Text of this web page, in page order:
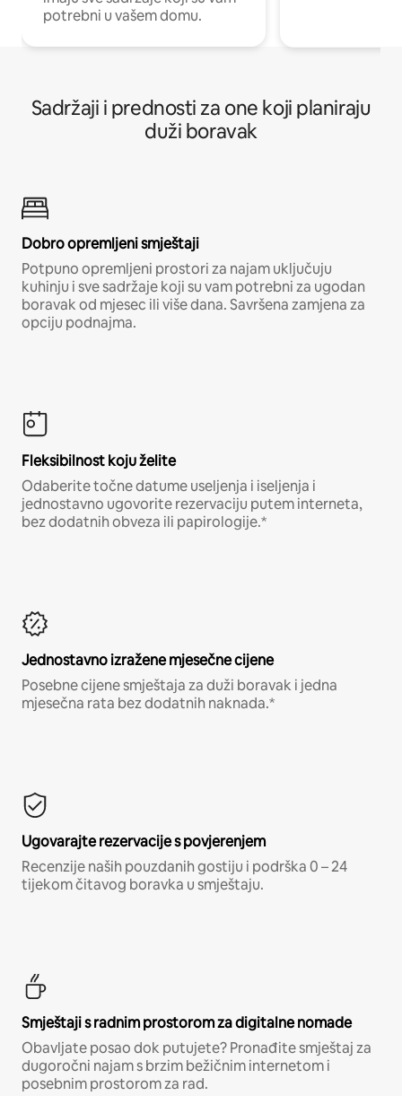
potrebni u vašem domu.
Sadržaji i prednosti za one koji planiraju
duži boravak
Dobro opremljeni smještaji
Potpuno opremljeni prostori za najam uključuju
kuhinju i sve sadržaje koji su vam potrebni za ugodan
boravak od mjesec ili više dana. Savršena zamjena za
opciju podnajma.
Fleksibilnost koju želite
Odaberite točne datume useljenja i iseljenja i
jednostavno ugovorite rezervaciju putem interneta,
bez dodatnih obveza ili papirologije.*
Jednostavno izražene mjesečne cijene
Posebne cijene smještaja za duži boravak i jedna
mjesečna rata bez dodatnih naknada.*
Ugovarajte rezervacije s povjerenjem
Recenzije naših pouzdanih gostiju i podrška 0 – 24
tijekom čitavog boravka u smještaju.
Smještaji s radnim prostorom za digitalne nomade
Obavljate posao dok putujete? Pronađite smještaj za
dugoročni najam s brzim bežičnim internetom i
posebnim prostorom za rad.